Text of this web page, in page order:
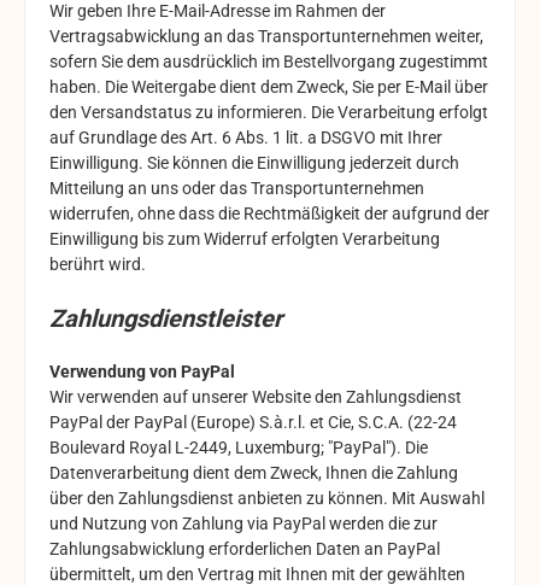
Wir geben Ihre E-Mail-Adresse im Rahmen der
Vertragsabwicklung an das Transportunternehmen weiter,
sofern Sie dem ausdrücklich im Bestellvorgang zugestimmt
haben. Die Weitergabe dient dem Zweck, Sie per E-Mail über
den Versandstatus zu informieren. Die Verarbeitung erfolgt
auf Grundlage des Art. 6 Abs. 1 lit. a DSGVO mit Ihrer
Einwilligung. Sie können die Einwilligung jederzeit durch
Mitteilung an uns oder das Transportunternehmen
widerrufen, ohne dass die Rechtmäßigkeit der aufgrund der
Einwilligung bis zum Widerruf erfolgten Verarbeitung
berührt wird.
Zahlungsdienstleister
Verwendung von PayPal
Wir verwenden auf unserer Website den Zahlungsdienst
PayPal der PayPal (Europe) S.à.r.l. et Cie, S.C.A. (22-24
Boulevard Royal L-2449, Luxemburg; "PayPal"). Die
Datenverarbeitung dient dem Zweck, Ihnen die Zahlung
über den Zahlungsdienst anbieten zu können. Mit Auswahl
und Nutzung von Zahlung via PayPal werden die zur
Zahlungsabwicklung erforderlichen Daten an PayPal
übermittelt, um den Vertrag mit Ihnen mit der gewählten